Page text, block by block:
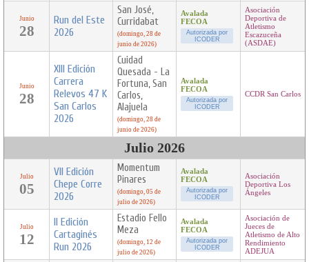
Junio
28
Run del Este
2026
San José,
Curridabat
(domingo, 28 de
junio de 2026)
Avalada
FECOA
Autorizada por
ICODER
Asociación
Deportiva de
Atletismo
Escazuceña
(ASDAE)
Junio
28
XIII Edición
Carrera
Relevos 47 K
San Carlos
2026
Cuidad
Quesada - La
Fortuna, San
Carlos,
Alajuela
(domingo, 28 de
junio de 2026)
Avalada
FECOA
Autorizada por
ICODER
CCDR San Carlos
Julio 2026
Julio
05
VII Edición
Chepe Corre
2026
Momentum
Pinares
(domingo, 05 de
julio de 2026)
Avalada
FECOA
Autorizada por
ICODER
Asociación
Deportiva Los
Ángeles
Julio
12
II Edición
Cartaginés
Run 2026
Estadio Fello
Meza
(domingo, 12 de
julio de 2026)
Avalada
FECOA
Autorizada por
ICODER
Asociación de
Jueces de
Atletismo de Alto
Rendimiento
ADEJUA